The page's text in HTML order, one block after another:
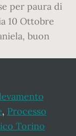
per paura di
10 Ottobre
buon
, Processo
Torino